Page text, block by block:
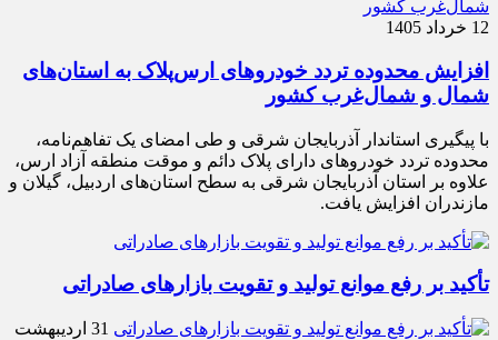
12 خرداد 1405
افزایش محدوده تردد خودروهای ارس‌پلاک به استان‌های
شمال و شمال‌غرب کشور
با پیگیری استاندار آذربایجان شرقی و طی امضای یک تفاهم‌نامه،
محدوده تردد خودروهای دارای پلاک دائم و موقت منطقه آزاد ارس،
علاوه بر استان آذربایجان شرقی به سطح استان‌های اردبیل، گیلان و
مازندران افزایش یافت.
تأکید بر رفع موانع تولید و تقویت بازارهای صادراتی
31 اردیبهشت